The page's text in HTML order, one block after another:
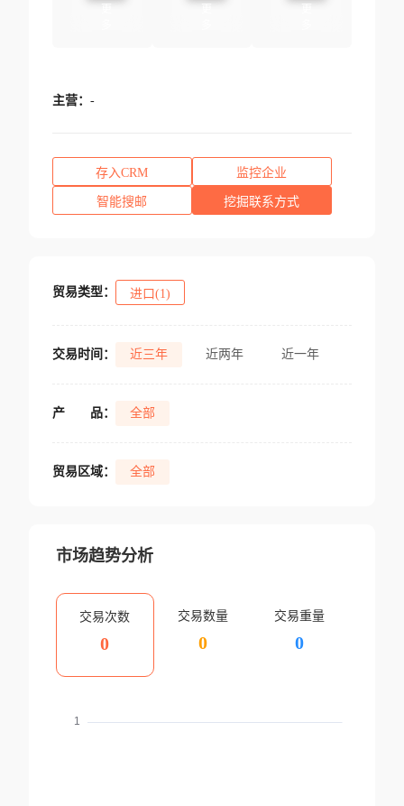
主营： -
存入CRM 监控企业
智能搜邮 挖掘联系方式
贸易类型： 进口(1)
交易时间： 近三年 近两年 近一年
产 品： 全部
贸易区域： 全部
市场趋势分析
交易次数
0
交易数量
0
交易重量
0